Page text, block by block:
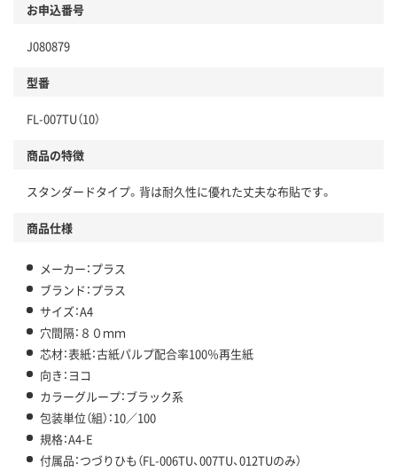
お申込番号
J080879
型番
FL-007TU（10）
商品の特徴
スタンダードタイプ。背は耐久性に優れた丈夫な布貼です。
商品仕様
メーカー：プラス
ブランド：プラス
サイズ：A4
穴間隔：８０ｍｍ
芯材：表紙：古紙パルプ配合率100％再生紙
向き：ヨコ
カラーグループ：ブラック系
包装単位（組）：10／100
規格：A4-E
付属品：つづりひも（FL-006TU、007TU、012TUのみ）